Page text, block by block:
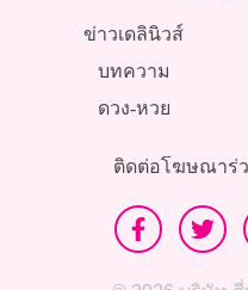
ข่าวเดลินิวส์
บทความ
ดวง-หวย
ติดต่อโฆษณาร่